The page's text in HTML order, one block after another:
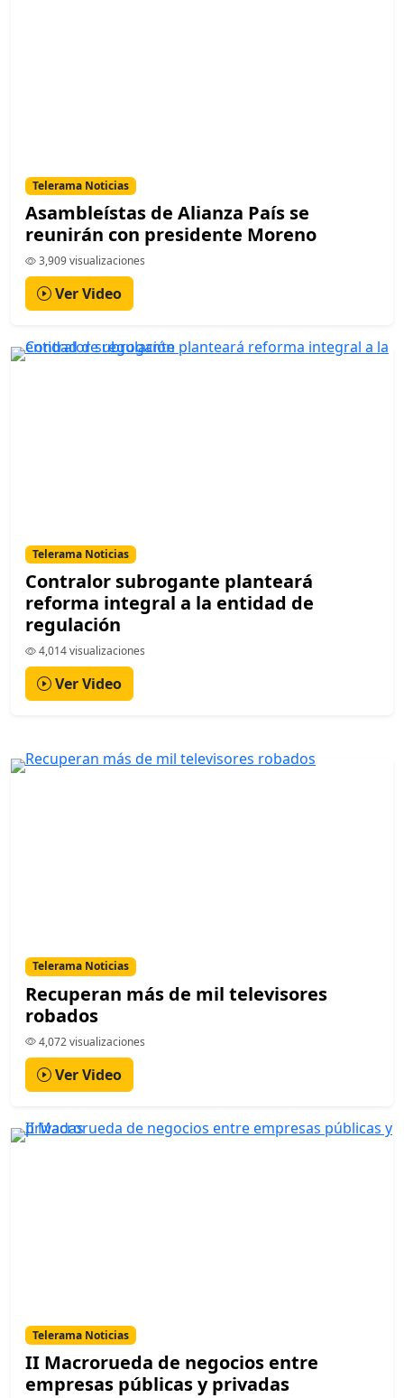
Telerama Noticias
Asambleístas de Alianza País se
reunirán con presidente Moreno
3,909 visualizaciones
Ver Video
Telerama Noticias
Contralor subrogante planteará
reforma integral a la entidad de
regulación
4,014 visualizaciones
Ver Video
Telerama Noticias
Recuperan más de mil televisores
robados
4,072 visualizaciones
Ver Video
Telerama Noticias
II Macrorueda de negocios entre
empresas públicas y privadas